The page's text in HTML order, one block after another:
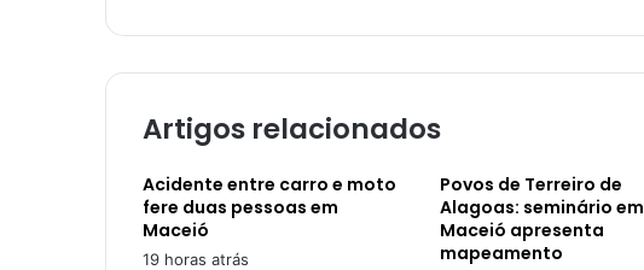
Artigos relacionados
Acidente entre carro e moto
fere duas pessoas em
Maceió
19 horas atrás
Povos de Terreiro de
Alagoas: seminário em
Maceió apresenta
mapeamento